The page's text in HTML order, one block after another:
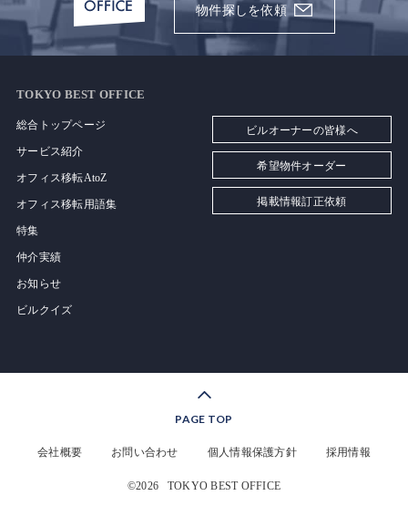
物件探しを依頼
TOKYO BEST OFFICE
総合トップページ
サービス紹介
オフィス移転AtoZ
オフィス移転用語集
特集
仲介実績
お知らせ
ビルクイズ
ビルオーナーの皆様へ
希望物件オーダー
掲載情報訂正依頼
PAGE TOP
会社概要 お問い合わせ 個人情報保護方針 採用情報
©2026 TOKYO BEST OFFICE